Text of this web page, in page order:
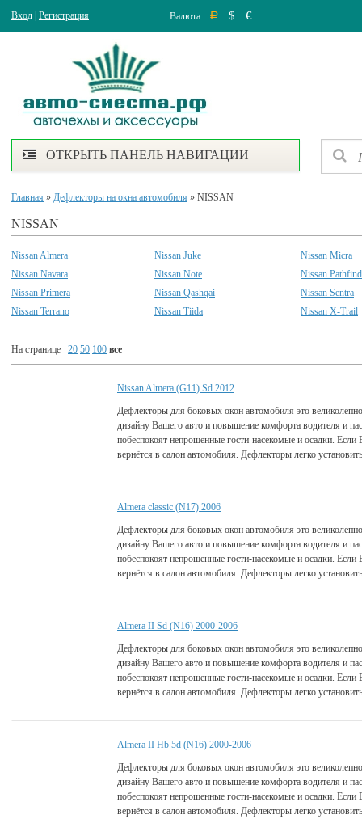
Вход Регистрация Валюта: Р $ €
ОТКРЫТЬ ПАНЕЛЬ НАВИГАЦИИ
Главная » Дефлекторы на окна автомобиля » NISSAN
NISSAN
Nissan Almera Nissan Juke
Nissan Micra
Nissan Navara
Nissan Note
Nissan
Nissan Primera
Nissan Qashqai
Nissan Sentra
Nissan Terrano
Nissan Tiida Nissan X-Trail
На странице 20 50 100 все
Nissan Almera (G11) Sd 2012
Дефлекторы для боковых окон автомобиля это
дизайну Вашего авто и повышение комфорта водителя и
побеспокоят непрошенные гости-насекомые и осадки.
вернётся в салон автомобиля. Дефлекторы легко
Almera classic (N17) 2006
Дефлекторы для боковых окон автомобиля это
дизайну Вашего авто и повышение комфорта водителя и
побеспокоят непрошенные гости-насекомые и осадки.
вернётся в салон автомобиля. Дефлекторы легко
Аlmera II Sd (N16) 2000-2006
Дефлекторы для боковых окон автомобиля это
дизайну Вашего авто и повышение комфорта водителя и
побеспокоят непрошенные гости-насекомые и осадки.
вернётся в салон автомобиля. Дефлекторы легко
Almera II Hb 5d (N16) 2000-2006
Дефлекторы для боковых окон автомобиля это
дизайну Вашего авто и повышение комфорта водителя и
побеспокоят непрошенные гости-насекомые и осадки.
вернётся в салон автомобиля. Дефлекторы легко